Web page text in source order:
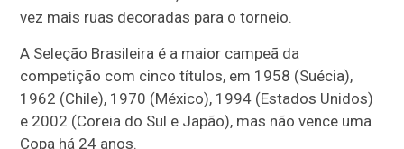
vez mais ruas decoradas para o torneio.
A Seleção Brasileira é a maior campeã da
competição com cinco títulos, em 1958 (Suécia),
1962 (Chile), 1970 (México), 1994 (Estados Unidos)
e 2002 (Coreia do Sul e Japão), mas não vence uma
Copa há 24 anos.